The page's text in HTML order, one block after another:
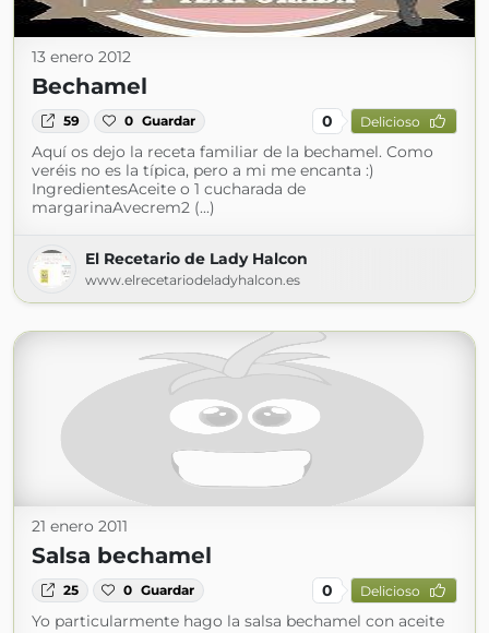
13 enero 2012
Bechamel
59 0 Guardar 0 Delicioso
Aquí os dejo la receta familiar de la bechamel. Como
veréis no es la típica, pero a mi me encanta :)
IngredientesAceite o 1 cucharada de
margarinaAvecrem2 (...)
El Recetario de Lady Halcon
www.elrecetariodeladyhalcon.es
21 enero 2011
Salsa bechamel
25 0 Guardar 0 Delicioso
Yo particularmente hago la salsa bechamel con aceite